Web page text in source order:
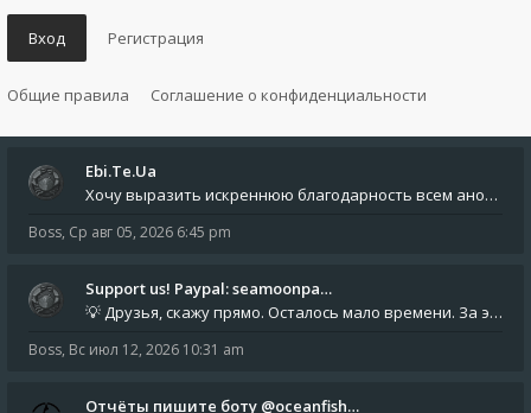
Вход Регистрация
Общие правила Соглашение о конфиденциальности
Ebi.Te.Ua
Хочу выразить искреннюю благодарность всем анонимным пользователям, которые поддержали наше сообщество финансово. Благод
Boss, Ср авг 05, 2026 6:45 pm
Support us! Paypal: seamoonpa…
💡 Друзья, скажу прямо. Осталось мало времени. За это время нам нужно закрыть последние обязательные расходы: около 500
Boss, Вс июл 12, 2026 10:31 am
Отчёты пишите боту @oceanfish…